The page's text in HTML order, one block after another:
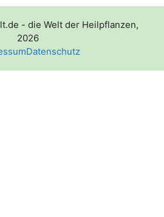
- die Welt der Heilpflanzen,
2026
Datenschutz